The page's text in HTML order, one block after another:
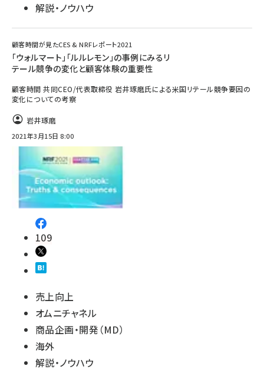
解説・ノウハウ
顧客時間が見たCES & NRFレポート2021
「ウォルマート」「ルルレモン」の事例にみるリ
テール競争の変化と顧客体験の重要性
顧客時間 共同CEO/代表取締役 岩井琢磨氏による米国リテール競争要因の
変化についての考察
岩井琢磨
2021年3月15日 8:00
109
売上向上
オムニチャネル
商品企画・開発（MD）
海外
解説・ノウハウ